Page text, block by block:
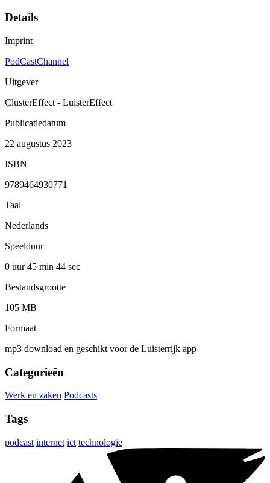
Details
Imprint
PodCastChannel
Uitgever
ClusterEffect - LuisterEffect
Publicatiedatum
22 augustus 2023
ISBN
9789464930771
Taal
Nederlands
Speelduur
0 uur 45 min 44 sec
Bestandsgrootte
105 MB
Formaat
mp3 download en geschikt voor de Luisterrijk app
Categorieën
Werk en zaken Podcasts
Tags
podcast internet ict technologie